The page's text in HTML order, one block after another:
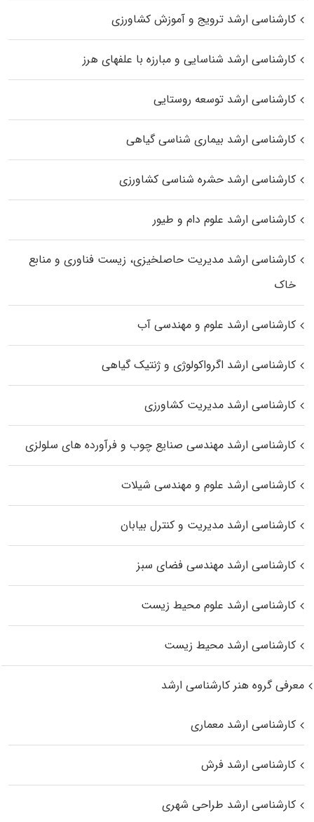
کارشناسی ارشد ترویج و آموزش کشاورزی
کارشناسی ارشد شناسایی و مبارزه با علفهای هرز
کارشناسی ارشد توسعه روستایی
کارشناسی ارشد بیماری‌ شناسی گیاهی
کارشناسی ارشد حشره‌ شناسی کشاورزی
کارشناسی ارشد علوم دام و طیور
کارشناسی ارشد مدیریت حاصلخیزی، زیست فناوری و منابع
خاک
کارشناسی ارشد علوم و مهندسی آب
کارشناسی ارشد اگرواکولوژی و ژنتیک گیاهی
کارشناسی ارشد مدیریت کشاورزی
کارشناسی ارشد مهندسی صنایع چوب و فرآورده‌ های سلولزی
کارشناسی ارشد علوم و مهندسی شیلات
کارشناسی ارشد مدیریت و کنترل بیابان
کارشناسی ارشد مهندسی فضای سبز
کارشناسی ارشد علوم محیط‌ زیست
کارشناسی ارشد محیط زیست
معرفی گروه هنر کارشناسی ارشد
کارشناسی ارشد معماری
کارشناسی ارشد فرش
کارشناسی ارشد طراحی شهری